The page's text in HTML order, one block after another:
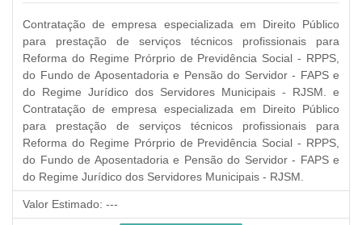
Contratação de empresa especializada em Direito Público
para prestação de serviços técnicos profissionais para
Reforma do Regime Prórprio de Previdência Social - RPPS,
do Fundo de Aposentadoria e Pensão do Servidor - FAPS e
do Regime Jurídico dos Servidores Municipais - RJSM. e
Contratação de empresa especializada em Direito Público
para prestação de serviços técnicos profissionais para
Reforma do Regime Prórprio de Previdência Social - RPPS,
do Fundo de Aposentadoria e Pensão do Servidor - FAPS e
do Regime Jurídico dos Servidores Municipais - RJSM.
Valor Estimado: ---